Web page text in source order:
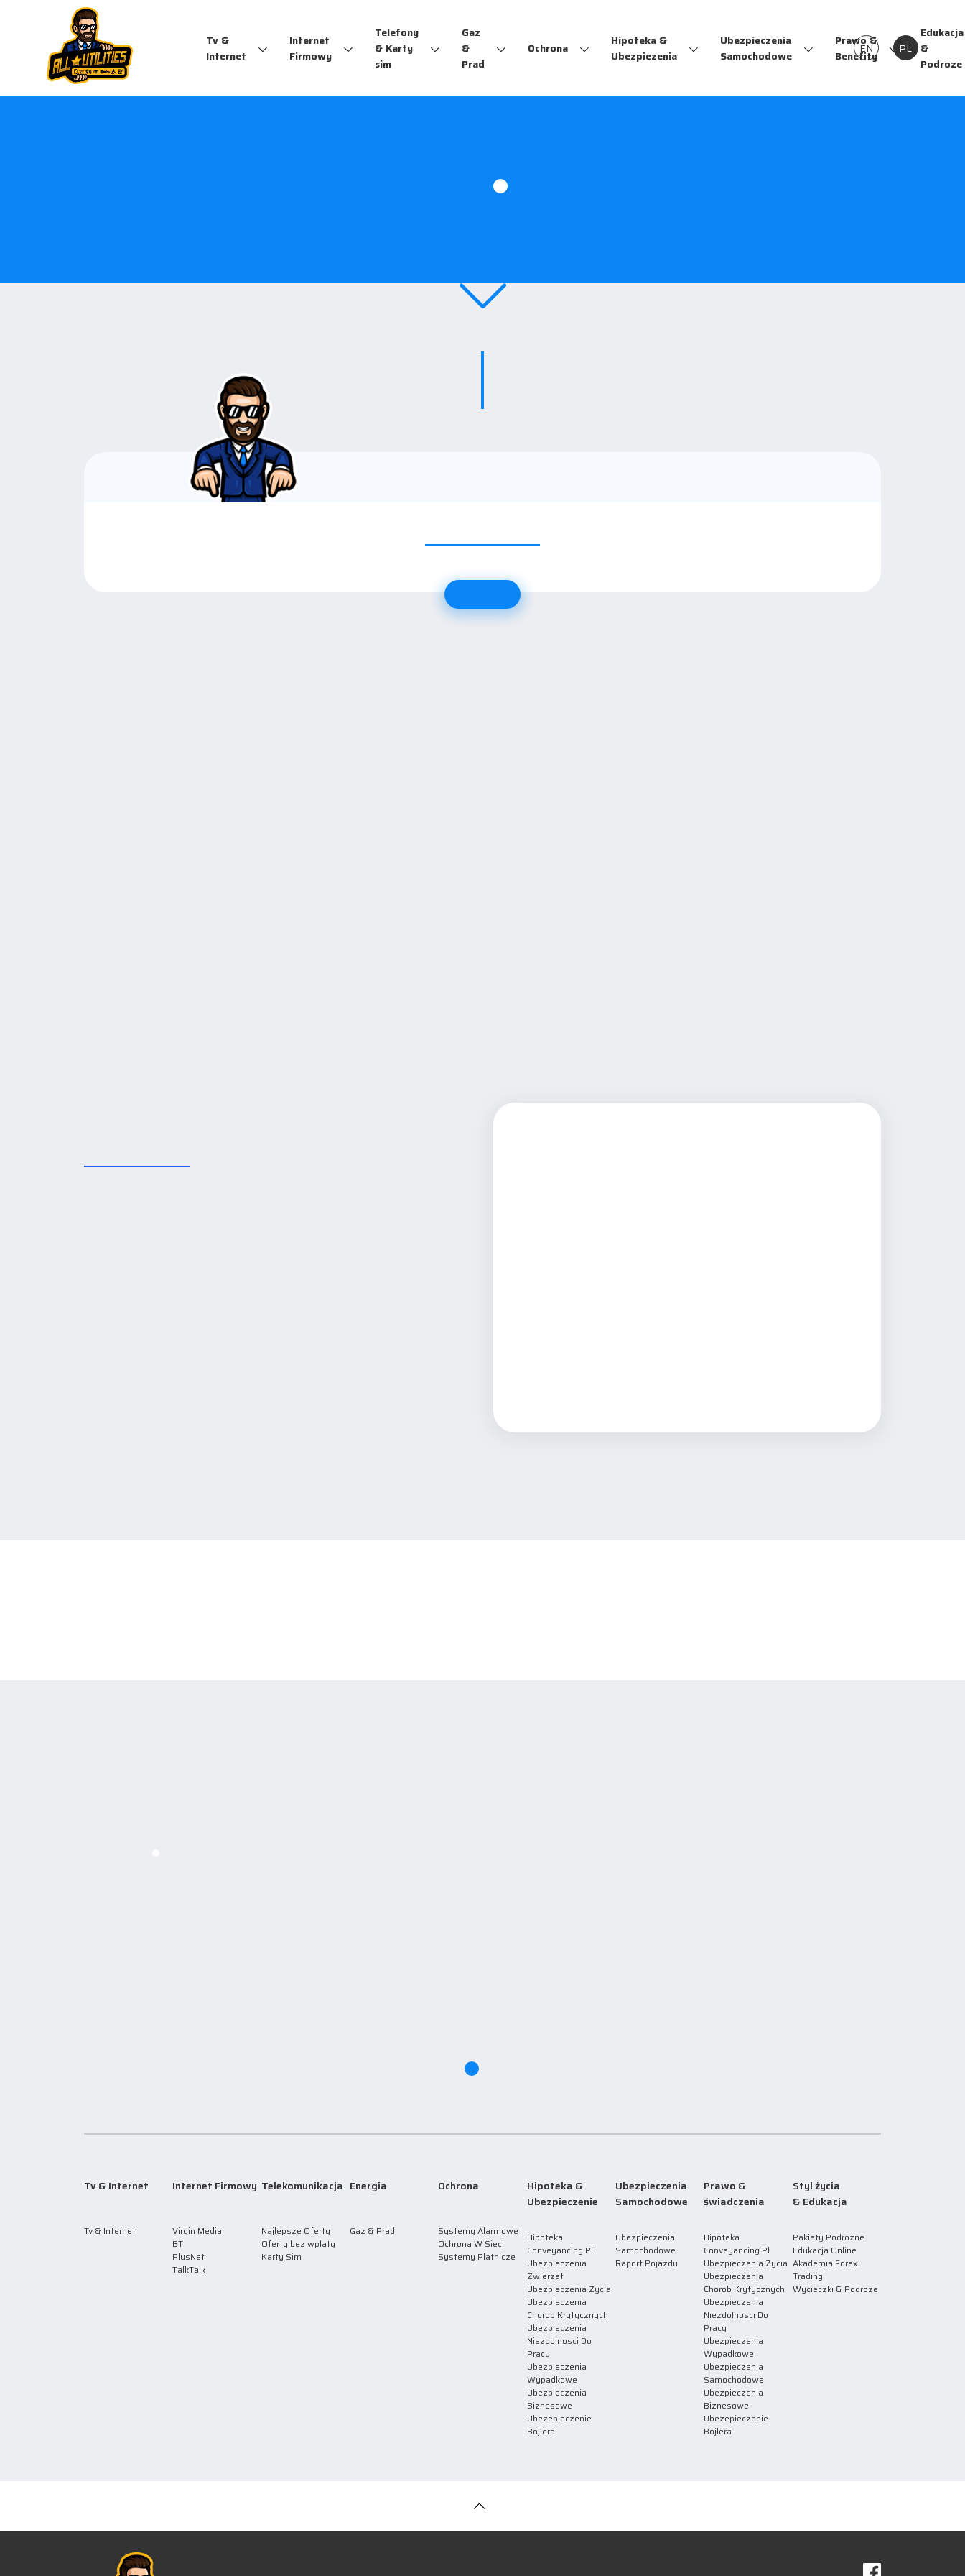
Tv &
Internet
Internet
Firmowy
Telefony
& Karty
sim
Gaz
&
Prad
Ochrona
Hipoteka &
Ubezpiezenia
Ubezpieczenia
Samochodowe
Prawo &
Benefity
Edukacja
&
Podroze
EN PL
Tv & Internet
Tv & Internet
Internet Firmowy
Virgin Media
BT
PlusNet
TalkTalk
Telekomunikacja
Najlepsze Oferty
Oferty bez wplaty
Karty Sim
Energia
Gaz & Prad
Ochrona
Systemy Alarmowe
Ochrona W Sieci
Systemy Platnicze
Hipoteka &
Ubezpieczenie
Hipoteka
Conveyancing Pl
Ubezpieczenia
Zwierzat
Ubezpieczenia Zycia
Ubezpieczenia
Chorob Krytycznych
Ubezpieczenia
Niezdolnosci Do
Pracy
Ubezpieczenia
Wypadkowe
Ubezpieczenia
Biznesowe
Ubezepieczenie
Bojlera
Ubezpieczenia
Samochodowe
Ubezpieczenia
Samochodowe
Raport Pojazdu
Prawo &
świadczenia
Hipoteka
Conveyancing Pl
Ubezpieczenia Zycia
Ubezpieczenia
Chorob Krytycznych
Ubezpieczenia
Niezdolnosci Do
Pracy
Ubezpieczenia
Wypadkowe
Ubezpieczenia
Samochodowe
Ubezpieczenia
Biznesowe
Ubezepieczenie
Bojlera
Styl życia
& Edukacja
Pakiety Podrozne
Edukacja Online
Akademia Forex
Trading
Wycieczki & Podroze